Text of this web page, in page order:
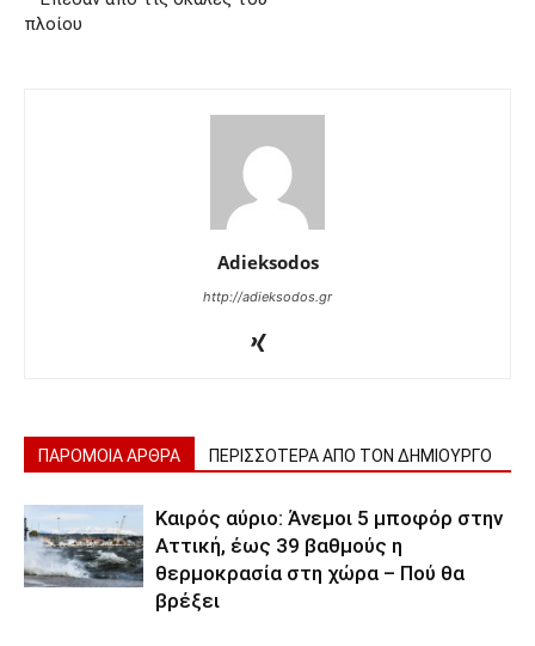
πλοίου
Adieksodos
http://adieksodos.gr
ΠΑΡΟΜΟΙΑ ΑΡΘΡΑ ΠΕΡΙΣΣΟΤΕΡΑ ΑΠΟ ΤΟΝ ΔΗΜΙΟΥΡΓΟ
Καιρός αύριο: Άνεμοι 5 μποφόρ στην
Αττική, έως 39 βαθμούς η
θερμοκρασία στη χώρα – Πού θα
βρέξει